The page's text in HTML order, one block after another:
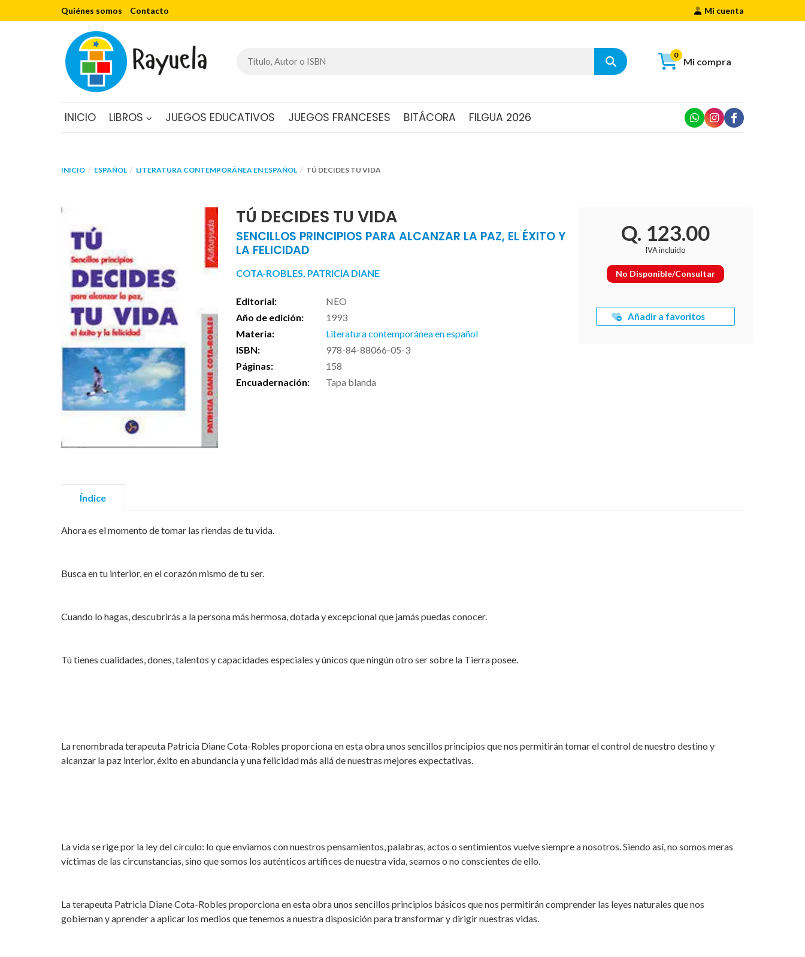
Quiénes somos Contacto Mi cuenta
Mi compra
0
INICIO LIBROS JUEGOS EDUCATIVOS JUEGOS FRANCESES BITÁCORA FILGUA 2026
INICIO ESPAÑOL LITERATURA CONTEMPORÁNEA EN ESPAÑOL TÚ DECIDES TU VIDA
TÚ DECIDES TU VIDA
SENCILLOS PRINCIPIOS PARA ALCANZAR LA PAZ, EL ÉXITO Y
LA FELICIDAD
COTA-ROBLES, PATRICIA DIANE
Editorial:
NEO
Año de edición:
1993
Materia:
Literatura contemporánea en español
ISBN:
978-84-88066-05-3
Páginas:
158
Encuadernación:
Tapa blanda
Q. 123.00
IVA incluido
No Disponible/Consultar
Añadir a favoritos
Índice
Ahora es el momento de tomar las riendas de tu vida.
Busca en tu interior, en el corazón mismo de tu ser.
Cuando lo hagas, descubrirás a la persona más hermosa, dotada y excepcional que jamás puedas conocer.
Tú tienes cualidades, dones, talentos y capacidades especiales y únicos que ningún otro ser sobre la Tierra posee.
La renombrada terapeuta Patricia Diane Cota-Robles proporciona en esta obra unos sencillos principios que nos permitirán tomar el control de nuestro destino y
alcanzar la paz interior, éxito en abundancia y una felicidad más allá de nuestras mejores expectativas.
La vida se rige por la ley del círculo: lo que enviamos con nuestros pensamientos, palabras, actos o sentimientos vuelve siempre a nosotros. Siendo así, no somos meras
víctimas de las circunstancias, sino que somos los auténticos artífices de nuestra vida, seamos o no conscientes de ello.
La terapeuta Patricia Diane Cota-Robles proporciona en esta obra unos sencillos principios básicos que nos permitirán comprender las leyes naturales que nos
gobiernan y aprender a aplicar los medios que tenemos a nuestra disposición para transformar y dirigir nuestras vidas.